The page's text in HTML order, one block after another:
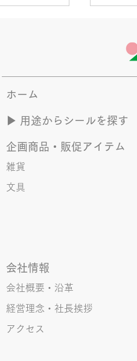
なこがま
てくれたか
漢字がちょ
人はいつ
書いた漢
定×⇒設定
〇 証固
最近
ます。
ホーム
▶︎ 用途からシールを探す
企画商品・販促アイテム
雑貨
文具
会社情報
会社概要・沿革
経営理念・社長挨拶
アクセス